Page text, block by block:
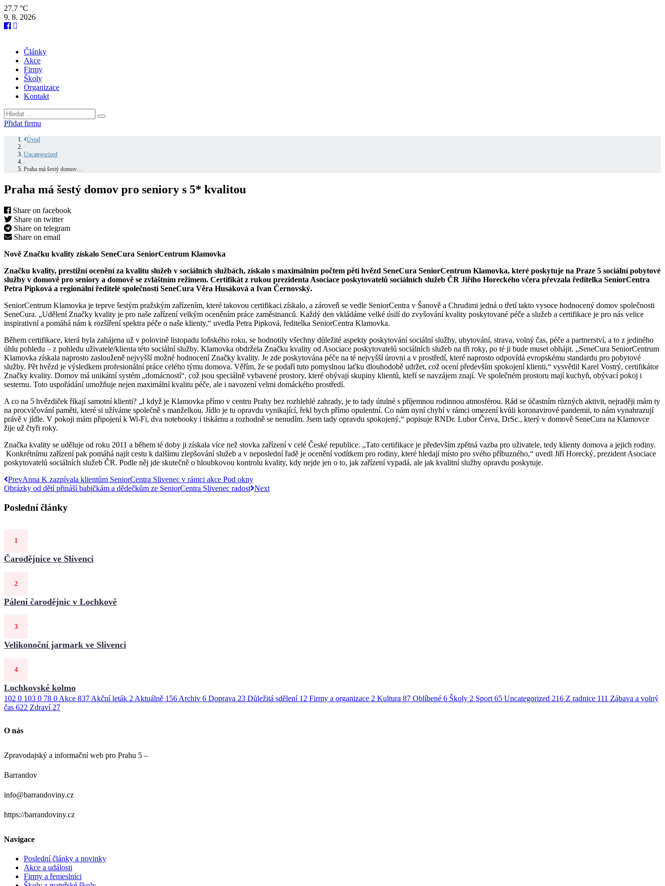
27.7 °C
9. 8. 2026
Články
Akce
Firmy
Školy
Organizace
Kontakt
Přidat firmu
Úvod
Uncategorized
Praha má šestý domov…
Praha má šestý domov pro seniory s 5* kvalitou
Share on facebook
Share on twitter
Share on telegram
Share on email
Nově Značku kvality získalo SeneCura SeniorCentrum Klamovka
Značku kvality, prestižní ocenění za kvalitu služeb v sociálních službách, získalo s maximálním počtem pěti hvězd SeneCura SeniorCentrum Klamovka, které poskytuje na Praze 5 sociální pobytové
služby v domově pro seniory a domově se zvláštním režimem. Certifikát z rukou prezidenta Asociace poskytovatelů sociálních služeb ČR Jiřího Horeckého včera převzala ředitelka SeniorCentra
Petra Pipková a regionální ředitelé společnosti SeneCura Věra Husáková a Ivan Černovský.
SeniorCentrum Klamovka je teprve šestým pražským zařízením, které takovou certifikaci získalo, a zároveň se vedle SeniorCentra v Šanově a Chrudimi jedná o třetí takto vysoce hodnocený domov společnosti
SeneCura. „Udělení Značky kvality je pro naše zařízení velkým oceněním práce zaměstnanců. Každý den vkládáme velké úsilí do zvyšování kvality poskytované péče a služeb a certifikace je pro nás velice
inspirativní a pomáhá nám k rozšíření spektra péče o naše klienty,“ uvedla Petra Pipková, ředitelka SeniorCentra Klamovka.
Během certifikace, která byla zahájena už v polovině listopadu loňského roku, se hodnotily všechny důležité aspekty poskytování sociální služby, ubytování, strava, volný čas, péče a partnerství, a to z jediného
úhlu pohledu – z pohledu uživatele/klienta této sociální služby. Klamovka obdržela Značku kvality od Asociace poskytovatelů sociálních služeb na tři roky, po té ji bude muset obhájit. „SeneCura SeniorCentrum
Klamovka získala naprosto zaslouženě nejvyšší možné hodnocení Značky kvality. Je zde poskytována péče na té nejvyšší úrovni a v prostředí, které naprosto odpovídá evropskému standardu pro pobytové
služby. Pět hvězd je výsledkem profesionální práce celého týmu domova. Věřím, že se podaří tuto pomyslnou laťku dlouhodobě udržet, což ocení především spokojení klienti,“ vysvětlil Karel Vostrý, certifikátor
Značky kvality. Domov má unikátní systém „domácností“, což jsou speciálně vybavené prostory, které obývají skupiny klientů, kteří se navzájem znají. Ve společném prostoru mají kuchyň, obývací pokoj i
sesternu. Toto uspořádání umožňuje nejen maximální kvalitu péče, ale i navození velmi domáckého prostředí.
A co na 5 hvězdiček říkají samotní klienti? „I když je Klamovka přímo v centru Prahy bez rozhlehlé zahrady, je to tady útulné s příjemnou rodinnou atmosférou. Rád se účastním různých aktivit, nejraději mám ty
na procvičování paměti, které si užíváme společně s manželkou. Jídlo je tu opravdu vynikající, řekl bych přímo opulentní. Co nám nyní chybí v rámci omezení kvůli koronavirové pandemii, to nám vynahrazují
právě v jídle. V pokoji mám připojení k Wi-Fi, dva notebooky i tiskárnu a rozhodně se nenudím. Jsem tady opravdu spokojený,“ popisuje RNDr. Lubor Červa, DrSc., který v domově SeneCura na Klamovce
žije už čtyři roky.
Značka kvality se uděluje od roku 2011 a během té doby ji získala více než stovka zařízení v celé České republice. „Tato certifikace je především zpětná vazba pro uživatele, tedy klienty domova a jejich rodiny.
Konkrétnímu zařízení pak pomáhá najít cestu k dalšímu zlepšování služeb a v neposlední řadě je ocenění vodítkem pro rodiny, které hledají místo pro svého příbuzného,“ uvedl Jiří Horecký, prezident Asociace
poskytovatelů sociálních služeb ČR. Podle něj jde skutečně o hloubkovou kontrolu kvality, kdy nejde jen o to, jak zařízení vypadá, ale jak kvalitní služby opravdu poskytuje.
PrevAnna K zazpívala klientům SeniorCentra Slivenec v rámci akce Pod okny
Obrázky od dětí přináší babičkám a dědečkům ze SeniorCentra Slivenec radost Next
Poslední články
Čarodějnice ve Slivenci
Pálení čarodějnic v Lochkově
Velikonoční jarmark ve Slivenci
Lochkovské kolmo
102 0 103 0 78 0 Akce 837 Akční leták 2 Aktuálně 156 Archiv 6 Doprava 23 Důležitá sdělení 12 Firmy a organizace 2 Kultura 87 Oblíbené 6 Školy 2 Sport 65 Uncategorized 216 Z radnice 111 Zábava a volný
čas 622 Zdraví 27
O nás
Zpravodajský a informační web pro Prahu 5 –
Barrandov
info@barrandoviny.cz
https://barrandoviny.cz
Navigace
Poslední články a novinky
Akce a události
Firmy a řemeslníci